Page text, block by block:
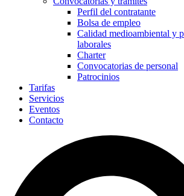
Perfil del contratante
Bolsa de empleo
Calidad medioambiental y
laborales
Charter
Convocatorias de personal
Patrocinios
Tarifas
Servicios
Eventos
Contacto